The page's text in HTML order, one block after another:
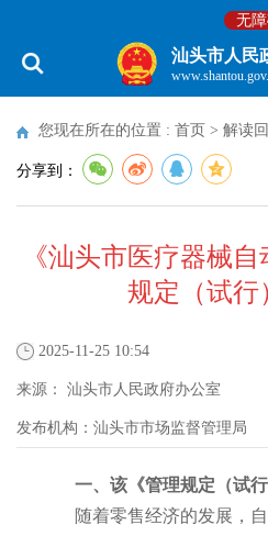
无
汕头市人民
您现在所在的位置 : 首页 > 解读
分享到：
《汕头市医疗器械
规定（试行
2025-11-25 10:54
来源： 汕头市人民政府办公室
发布机构： 汕头市市场监督管理局
一、该《管理规定（试
随着零售经济的发展，自